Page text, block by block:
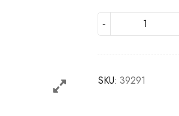
SKU: 39291